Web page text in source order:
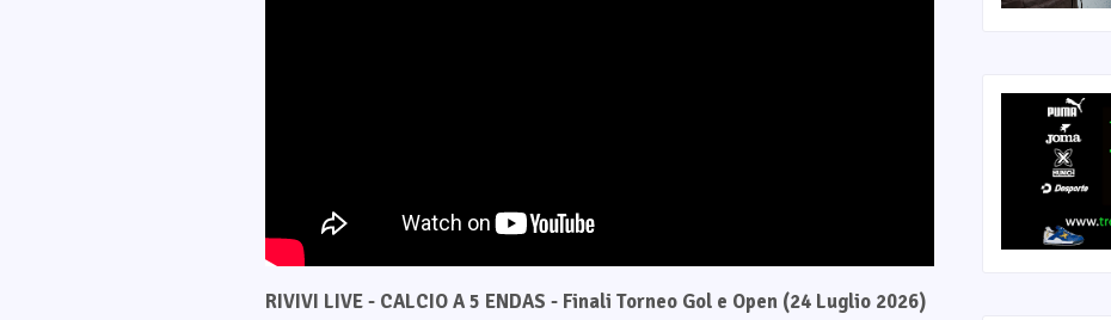
RIVIVI LIVE - CALCIO A 5 ENDAS - Finali Torneo Gol e Open (24 Luglio 2026)